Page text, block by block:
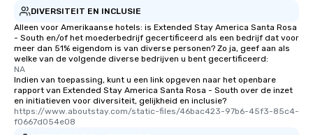
DIVERSITEIT EN INCLUSIE
Alleen voor Amerikaanse hotels: is Extended Stay America Santa Rosa
- South en/of het moederbedrijf gecertificeerd als een bedrijf dat voor
meer dan 51% eigendom is van diverse personen? Zo ja, geef aan als
welke van de volgende diverse bedrijven u bent gecertificeerd:
NA
Indien van toepassing, kunt u een link opgeven naar het openbare
rapport van Extended Stay America Santa Rosa - South over de inzet
en initiatieven voor diversiteit, gelijkheid en inclusie?
https://www.aboutstay.com/static-files/46bac423-97b6-45f3-85c4-
f0667d054e08